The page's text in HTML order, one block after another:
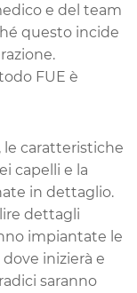
e del team
questo incide
FUE è
le caratteristiche
capelli e la
in dettaglio.
dettagli
impiantate le
inizierà e
saranno